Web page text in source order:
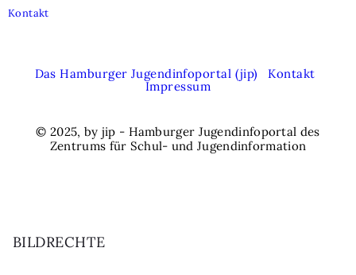
Kontakt
Das Hamburger Jugendinfoportal (jip)
Kontakt
Impressum
© 2025, by jip - Hamburger Jugendinfoportal des
Zentrums für Schul- und Jugendinformation
BILDRECHTE